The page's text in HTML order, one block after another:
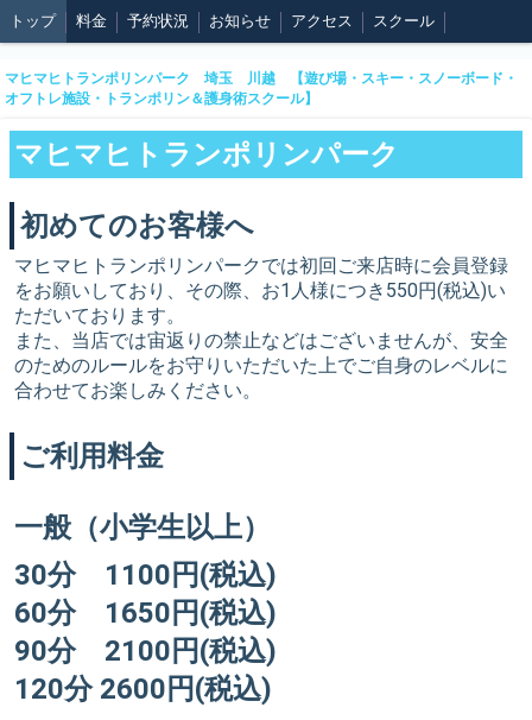
トップ 料金 予約状況 お知らせ アクセス スクール
マヒマヒトランポリンパーク 埼玉 川越 【遊び場・スキー・スノーボード・
オフトレ施設・トランポリン＆護身術スクール】
マヒマヒトランポリンパーク
初めてのお客様へ
マヒマヒトランポリンパークでは初回ご来店時に会員登録
をお願いしており、その際、お1人様につき550円(税込)い
ただいております。
また、当店では宙返りの禁止などはございませんが、安全
のためのルールをお守りいただいた上でご自身のレベルに
合わせてお楽しみください。
ご利用料金
一般（小学生以上）
30分 1100円(税込)
60分 1650円(税込)
90分 2100円(税込)
120分 2600円(税込)